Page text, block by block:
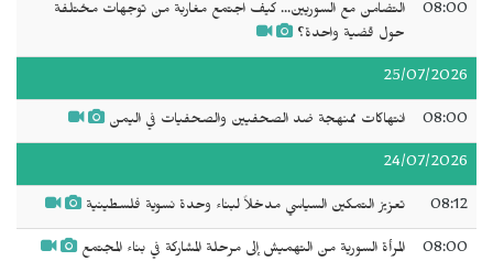
08:00
التضامن مع السوريين... كيف اجتمع مغاربة من توجهات مختلفة
حول قضية واحدة؟
25/07/2026
08:00 انتهاكات ممنهجة ضد الصحفيين والصحفيات في اليمن
24/07/2026
08:12 تعزيز التمكين السياسي مدخلاً لبناء وحدة نسوية فلسطينية
08:00 المرأة السورية من التهميش إلى مرحلة المشاركة في بناء المجتمع